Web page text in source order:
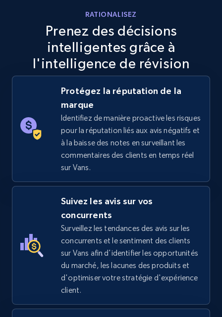
Specifications, Image urls, Top reviews, and
875+
TikTok Shop
URL, Title, Available, Description, Currency, Initial
price, Final price, Discount percent, and more.
667+
TikTok Shop - category
URL, Title, Available, Description, Currency, Initial
price, Final price, Discount percent, and more.
667+ Commencer
RATIONALISEZ
Prenez des décisions
intelligentes grâce à
l'intelligence de révision
Protégez la réputation de la
marque
Identifiez de manière proactive les risques
pour la réputation liés aux avis négatifs et
à la baisse des notes en surveillant les
commentaires des clients en temps réel
sur Vans.
Suivez les avis sur vos
concurrents
Surveillez les tendances des avis sur les
concurrents et le sentiment des clients
sur Vans afin d'identifier les opportunités
du marché, les lacunes des produits et
d'optimiser votre stratégie d'expérience
client.